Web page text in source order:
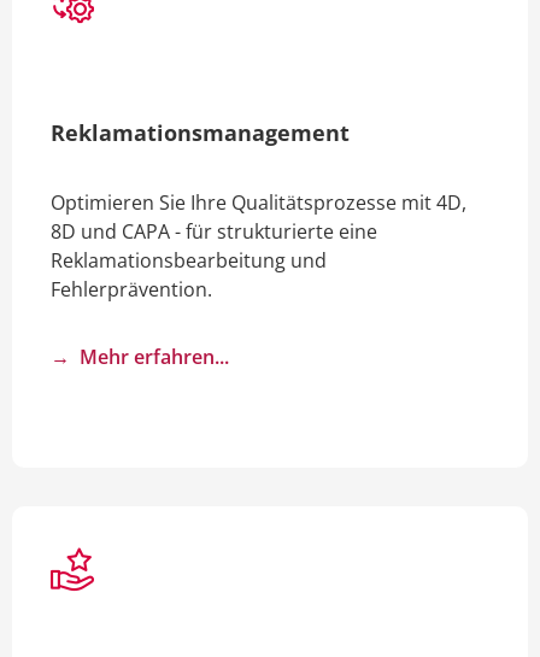
Reklamations­management
Optimieren Sie Ihre Qualitätsprozesse mit 4D,
8D und CAPA - für strukturierte eine
Reklamationsbearbeitung und
Fehlerprävention.
→ Mehr erfahren...